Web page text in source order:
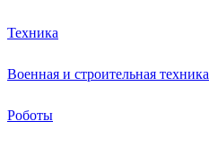
Техника
Военная и строительная техника
Роботы